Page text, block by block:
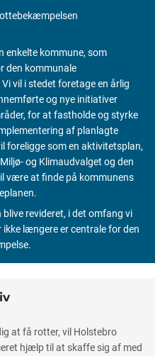
enkelte kommune, som
den kommunale
vil i stedet foretage en årlig
og nye initiativer
for at fastholde og styrke
af planlagte
foreligge som en aktivitetsplan,
og Klimaudvalget og den
være at finde på kommunens
revideret, i det omfang vi
længere er centrale for den
at få rotter, vil Holstebro
hjælp til at skaffe sig af med